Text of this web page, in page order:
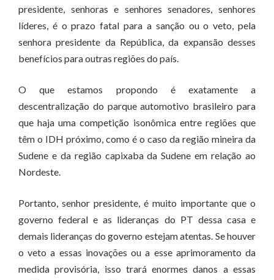
presidente, senhoras e senhores senadores, senhores
líderes, é o prazo fatal para a sanção ou o veto, pela
senhora presidente da República, da expansão desses
benefícios para outras regiões do país.
O que estamos propondo é exatamente a
descentralização do parque automotivo brasileiro para
que haja uma competição isonômica entre regiões que
têm o IDH próximo, como é o caso da região mineira da
Sudene e da região capixaba da Sudene em relação ao
Nordeste.
Portanto, senhor presidente, é muito importante que o
governo federal e as lideranças do PT dessa casa e
demais lideranças do governo estejam atentas. Se houver
o veto a essas inovações ou a esse aprimoramento da
medida provisória, isso trará enormes danos a essas